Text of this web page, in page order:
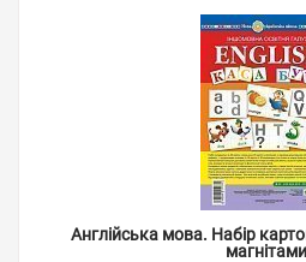
Англійська мова. Набір